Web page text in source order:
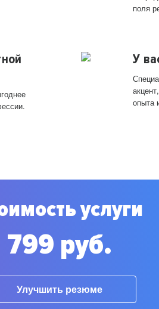
поля
У
опыта
услуги
799 руб.
Улучшить резюме